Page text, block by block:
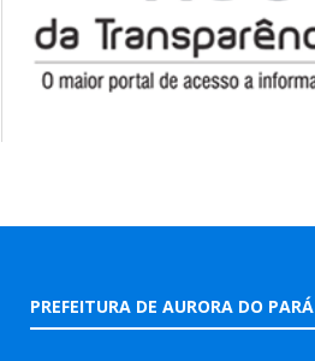
PREFEITURA DE AURORA DO PARÁ